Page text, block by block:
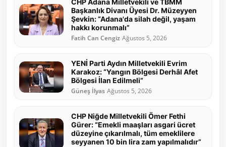
CHP Adana Milletvekili ve TBMM
Başkanlık Divanı Üyesi Dr. Müzeyyen
Şevkin: “Adana'da silah değil, yaşam
hakkı korunmalı”
Fatih Can Cengiz Ağustos 5, 2026
YENİ Parti Aydın Milletvekili Evrim
Karakoz: “Yangın Bölgesi Derhâl Afet
Bölgesi İlan Edilmeli”
Güneş İlyas Ağustos 5, 2026
CHP Niğde Milletvekili Ömer Fethi
Gürer: “Emekli maaşları asgari ücret
düzeyine çıkarılmalı, tüm emeklilere
seyyanen 10 bin lira zam yapılmalıdır”